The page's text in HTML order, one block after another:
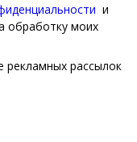
и
обработку моих
рекламных рассылок